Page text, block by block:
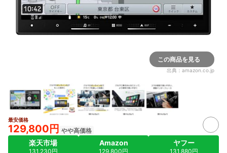
この商品を見る
出典： amazon.co.jp
最安価格
129,800円 やや高価格
楽天市場
131,230円
Amazon
129,800円
ヤフー
131,880円